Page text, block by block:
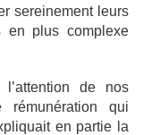
sereinement leurs
plus complexe
de nos
rémunération qui
en partie la